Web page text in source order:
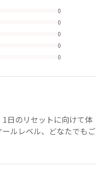
0
0
0
0
0
日のリセットに向けて体
ルレベル、どなたでもご